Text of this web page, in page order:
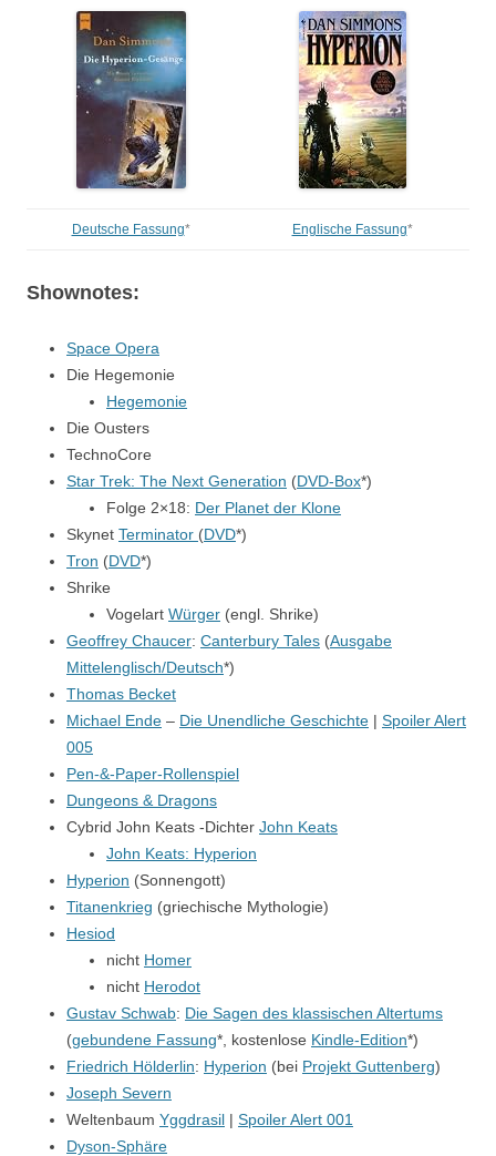
Deutsche Fassung* Englische Fassung*
Shownotes:
Space Opera
Die Hegemonie
Hegemonie
Die Ousters
TechnoCore
Star Trek: The Next Generation (DVD-Box*)
Folge 2×18: Der Planet der Klone
Skynet Terminator (DVD*)
Tron (DVD*)
Shrike
Vogelart Würger (engl. Shrike)
Geoffrey Chaucer: Canterbury Tales (Ausgabe
Mittelenglisch/Deutsch*)
Thomas Becket
Michael Ende – Die Unendliche Geschichte | Spoiler Alert
005
Pen-&-Paper-Rollenspiel
Dungeons & Dragons
Cybrid John Keats -Dichter John Keats
John Keats: Hyperion
Hyperion (Sonnengott)
Titanenkrieg (griechische Mythologie)
Hesiod
nicht Homer
nicht Herodot
Gustav Schwab: Die Sagen des klassischen Altertums
(gebundene Fassung*, kostenlose Kindle-Edition*)
Friedrich Hölderlin: Hyperion (bei Projekt Guttenberg)
Joseph Severn
Weltenbaum Yggdrasil | Spoiler Alert 001
Dyson-Sphäre